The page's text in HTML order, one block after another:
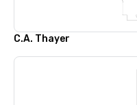
C.A. Thayer